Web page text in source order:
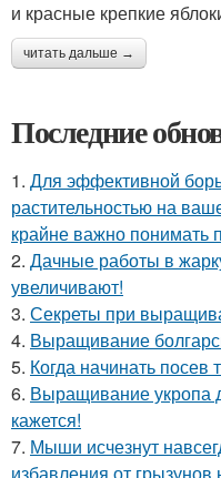
и красные крепкие
читать дальше →
Последние
1. Для эффективной
растительностью на
крайне важно понимать
2. Дачные работы в
увеличивают!
3. Секреты при
4. Выращивание
5. Когда начинать
6. Выращивание укропа
кажется!
7. Мыши исчезнут